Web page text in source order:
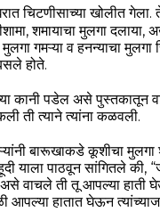
चिटणीसाच्या खोलीत गेला.
शमायाचा मुलगा दलाया,
गमऱ्या व हनन्याचा मुलगा
होते.
कानी पडेल असे पुस्तकातून
ती त्याने त्यांना कळवली.
बारूखाकडे कूशीचा मुलगा
याला पाठवून सांगितले की,
वाचले ती तू आपल्या हाती
आपल्या हातात घेऊन